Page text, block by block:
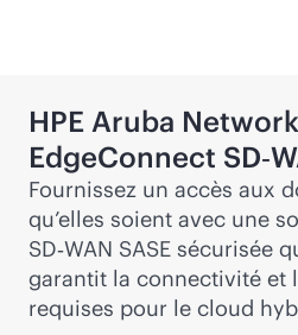
HPE Aruba
EdgeConnect
Fournissez un accès aux
qu’elles soient avec une
SD‑WAN SASE sécurisée
garantit la connectivité et
requises pour le cloud